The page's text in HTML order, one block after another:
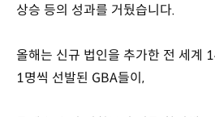
상승 등의 성과를 거뒀습니다.
올해는 신규 법인을 추가한 전 세계
1명씩 선발된 GBA들이,